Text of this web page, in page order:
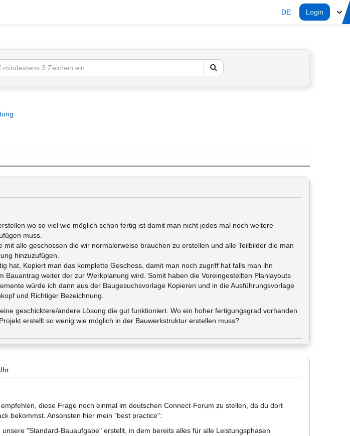
DE Login
wo so viel wie möglich schon fertig ist damit man nicht jedes mal noch weitere
muss.
mit alle geschossen die wir normalerweise brauchen zu erstellen und alle Teilbilder die man
hinzuzufügen.
hat, Kopiert man das komplette Geschoss, damit man noch zugriff hat falls man ihn
Bauantrag weiter der zur Werkplanung wird. Somit haben die Voreingestellten Planlayouts
würde ich dann aus der Baugesuchsvorlage Kopieren und in die Ausführungsvorlage
und Richtiger Bezeichnung.
geschicktere/andere Lösung die gut funktioniert. Wo ein hoher fertigungsgrad vorhanden
erstellt so wenig wie möglich in der Bauwerkstruktur erstellen muss?
diese Frage noch einmal im deutschen Connect-Forum zu stellen, da du dort
bekommst. Ansonsten hier mein "best practice":
"Standard-Bauaufgabe" erstellt, in dem bereits alles für alle Leistungsphasen